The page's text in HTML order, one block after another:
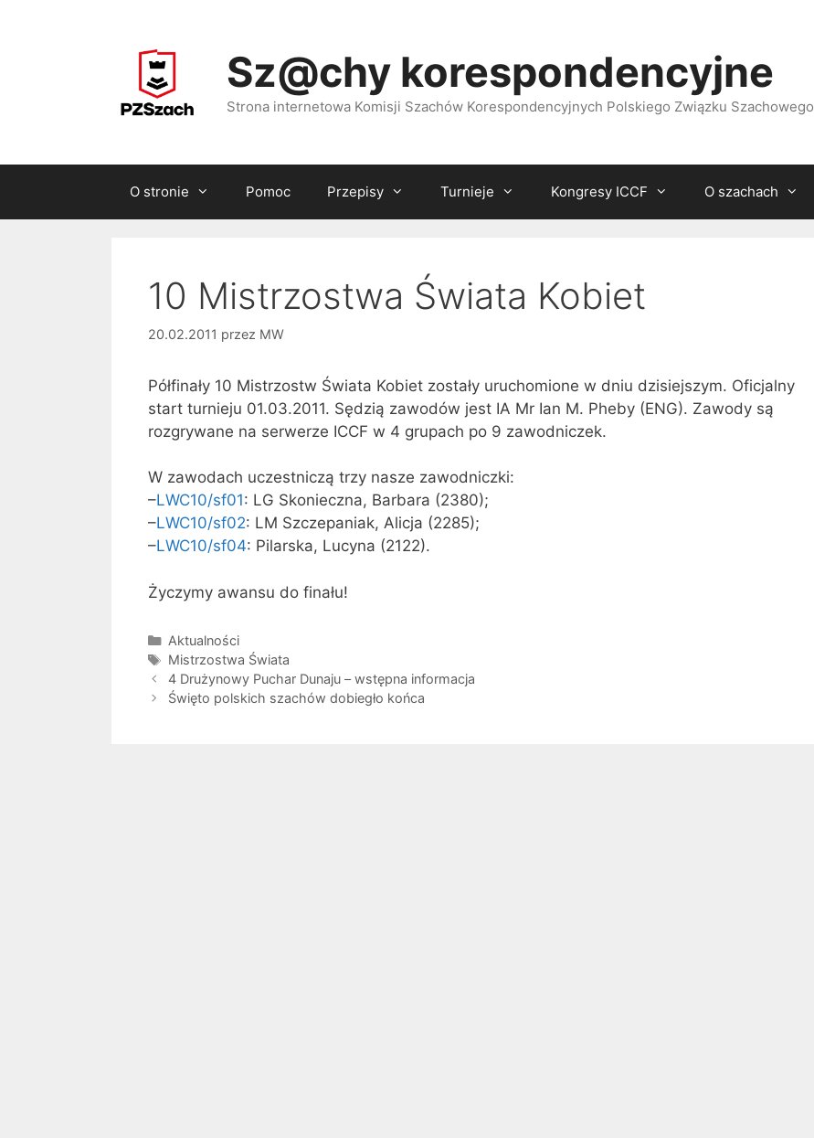
Sz@chy korespondencyjne
Strona internetowa Komisji Szachów Korespondencyjnych Polskiego Związku Szachowego
O stronie Pomoc Przepisy Turnieje Kongresy ICCF O szachach
10 Mistrzostwa Świata Kobiet
20.02.2011 przez MW
Półfinały 10 Mistrzostw Świata Kobiet zostały uruchomione w dniu dzisiejszym. Oficjalny
start turnieju 01.03.2011. Sędzią zawodów jest IA Mr Ian M. Pheby (ENG). Zawody są
rozgrywane na serwerze ICCF w 4 grupach po 9 zawodniczek.
W zawodach uczestniczą trzy nasze zawodniczki:
–LWC10/sf01: LG Skonieczna, Barbara (2380);
–LWC10/sf02: LM Szczepaniak, Alicja (2285);
–LWC10/sf04: Pilarska, Lucyna (2122).
Życzymy awansu do finału!
Kategorie
Aktualności
Tagi
Mistrzostwa Świata
4 Drużynowy Puchar Dunaju – wstępna informacja
Święto polskich szachów dobiegło końca